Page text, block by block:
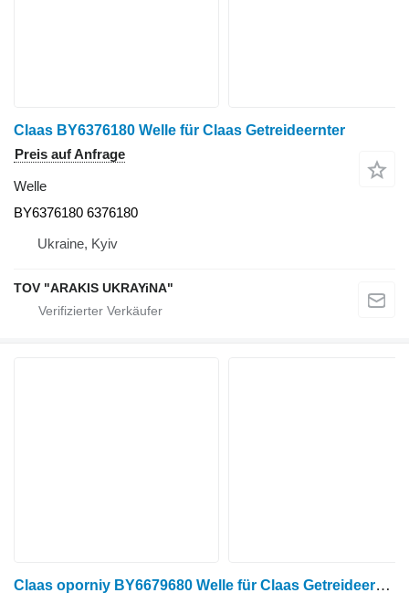
Claas BY6376180 Welle für Claas Getreideernter
Preis auf Anfrage
Welle
BY6376180 6376180
Ukraine, Kyiv
TOV "ARAKIS UKRAYiNA"
Claas oporniy BY6679680 Welle für Claas Getreideernter